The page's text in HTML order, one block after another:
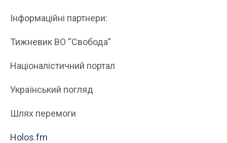
Інформаційні партнери:
Тижневик ВО “Свобода”
Націоналістичний портал
Український погляд
Шлях перемоги
Holos.fm